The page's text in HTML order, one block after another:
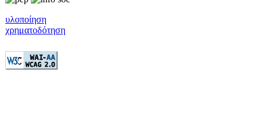
υλοποίηση
χρηματοδότηση